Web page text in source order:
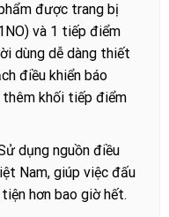
được trang bị
và 1 tiếp điểm
dùng dễ dàng thiết
điều khiển báo
thêm khối tiếp điểm
dụng nguồn điều
Nam, giúp việc đấu
hơn bao giờ hết.